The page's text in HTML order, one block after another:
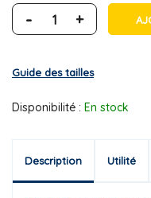
- +
Guide des tailles
Disponibilité : En stock
Description Utilité